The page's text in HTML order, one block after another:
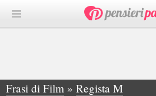
Frasi di Film » Regista M